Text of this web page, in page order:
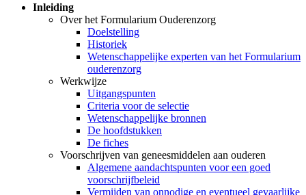
Inleiding
Over het Formularium Ouderenzorg
Doelstelling
Historiek
Wetenschappelijke experten van het Formularium
ouderenzorg
Werkwijze
Uitgangspunten
Criteria voor de selectie
Wetenschappelijke bronnen
De hoofdstukken
De fiches
Voorschrijven van geneesmiddelen aan ouderen
Algemene aandachtspunten voor een goed
voorschrijfbeleid
Vermijden van onnodige en eventueel gevaarlijke